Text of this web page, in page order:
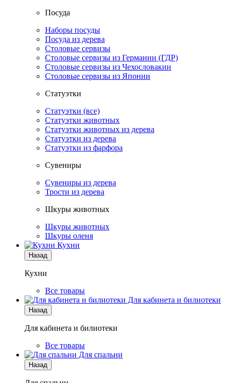
Посуда
Наборы посуды
Посуда из дерева
Столовые сервизы
Столовые сервизы из Германии (ГДР)
Столовые сервизы из Чехословакии
Столовые сервизы из Японии
Статуэтки
Статуэтки (все)
Статуэтки животных
Статуэтки животных из дерева
Статуэтки из дерева
Статуэтки из фарфора
Сувениры
Сувениры из дерева
Трости из дерева
Шкуры животных
Шкуры животных
Шкуры оленя
Кухни
Назад
Кухни
Все товары
Для кабинета и билиотеки
Назад
Для кабинета и билиотеки
Все товары
Для спальни
Назад